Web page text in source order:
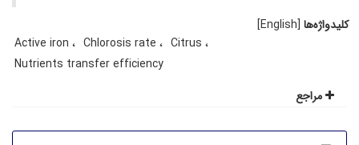
کلیدواژه‌ها [English]
Active iron
Chlorosis rate
Citrus
Nutrients transfer efficiency
مراجع